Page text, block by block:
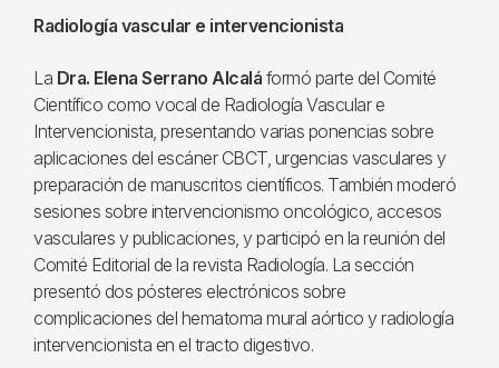
Radiología vascular e intervencionista
La Dra. Elena Serrano Alcalá formó parte del Comité
Científico como vocal de Radiología Vascular e
Intervencionista, presentando varias ponencias sobre
aplicaciones del escáner CBCT, urgencias vasculares y
preparación de manuscritos científicos. También moderó
sesiones sobre intervencionismo oncológico, accesos
vasculares y publicaciones, y participó en la reunión del
Comité Editorial de la revista Radiología. La sección
presentó dos pósteres electrónicos sobre
complicaciones del hematoma mural aórtico y radiología
intervencionista en el tracto digestivo.